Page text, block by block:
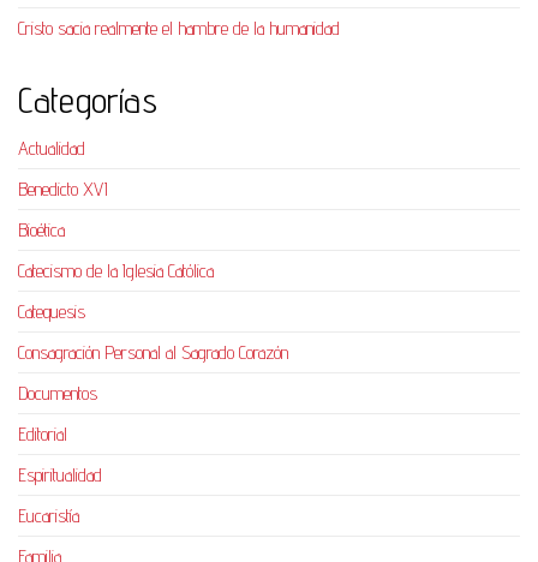
Cristo sacia realmente el hambre de la humanidad
Categorías
Actualidad
Benedicto XVI
Bioética
Catecismo de la Iglesia Católica
Catequesis
Consagración Personal al Sagrado Corazón
Documentos
Editorial
Espiritualidad
Eucaristía
Familia